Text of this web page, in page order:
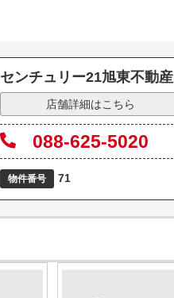
センチュリー21旭東不動産
店舗詳細はこちら
088-625-5020
物件番号 71